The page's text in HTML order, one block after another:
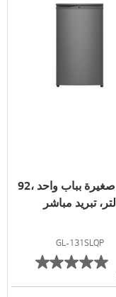
ثلاجة صغيرة بباب واحد ،92
لتر، تبريد مباشر
GL-131SLQP